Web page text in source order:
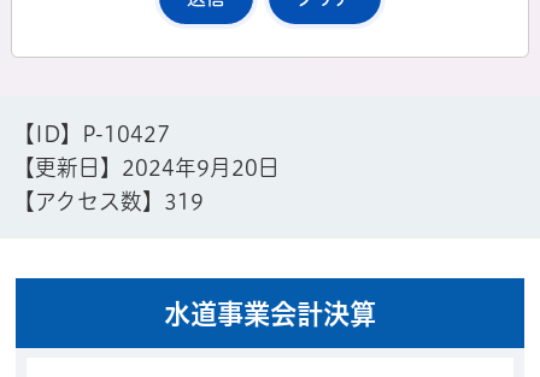
【ID】
P-10427
【更新日】 2024年9月20日
【アクセス数】 319
水道事業会計決算